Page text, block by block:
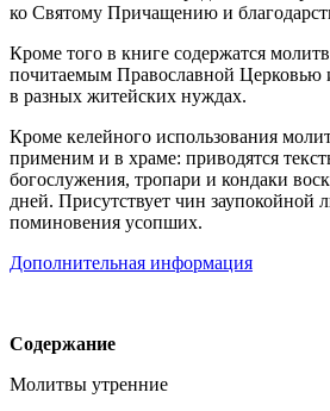
ко Святому Причащению и
Кроме того в книге содержатся
почитаемым Православной Церковью
в разных житейских нуждах.
Кроме келейного использования
применим и в храме: приводятся
богослужения, тропари и кондаки
дней. Присутствует чин заупокойной
поминовения усопших.
Дополнительная информация
Содержание
Молитвы утренние